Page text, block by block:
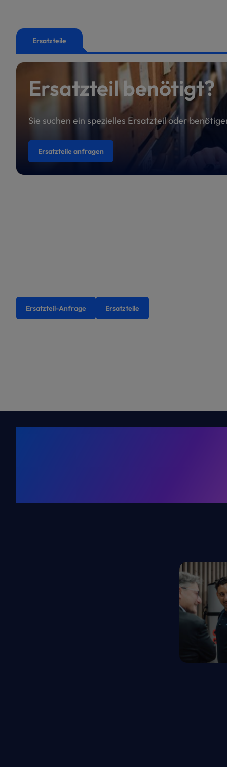
Ersatzteile
Ersatzteil benötigt?
Sie suchen ein spezielles Ersatzteil oder
Ersatzteile anfragen
Ersatzteil-Anfrage Ersatzteile
Kälte.